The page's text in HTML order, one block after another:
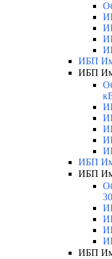
ИБП
ИБП
ИБП
ИБП
ИБП